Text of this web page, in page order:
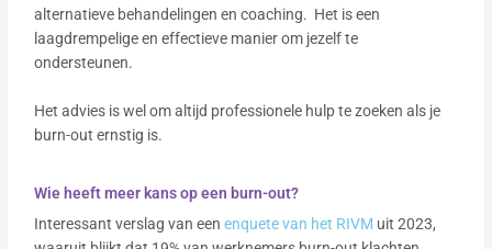
alternatieve behandelingen en coaching. Het is een
laagdrempelige en effectieve manier om jezelf te
ondersteunen.
Het advies is wel om altijd professionele hulp te zoeken als je
burn-out ernstig is.
Wie heeft meer kans op een burn-out?
Interessant verslag van eenenquete van het RIVM uit 2023,